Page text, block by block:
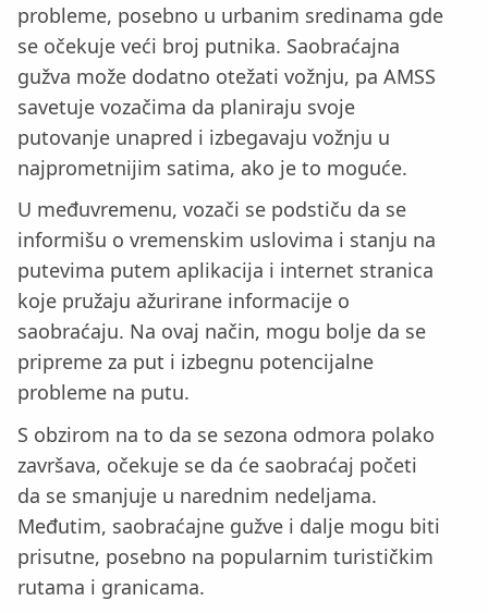
probleme, posebno u urbanim sredinama gde
se očekuje veći broj putnika. Saobraćajna
gužva može dodatno otežati vožnju, pa AMSS
savetuje vozačima da planiraju svoje
putovanje unapred i izbegavaju vožnju u
najprometnijim satima, ako je to moguće.
U međuvremenu, vozači se podstiču da se
informišu o vremenskim uslovima i stanju na
putevima putem aplikacija i internet stranica
koje pružaju ažurirane informacije o
saobraćaju. Na ovaj način, mogu bolje da se
pripreme za put i izbegnu potencijalne
probleme na putu.
S obzirom na to da se sezona odmora polako
završava, očekuje se da će saobraćaj početi
da se smanjuje u narednim nedeljama.
Međutim, saobraćajne gužve i dalje mogu biti
prisutne, posebno na popularnim turističkim
rutama i granicama.